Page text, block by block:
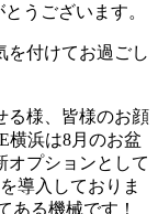
うございます。
を付けてお過ごし
る様、皆様のお顔
横浜は8月のお盆
オプションとして
導入しておりま
ある機械です！